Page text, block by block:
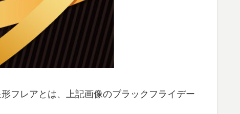
フレアとは、上記画像のブラックフライデー